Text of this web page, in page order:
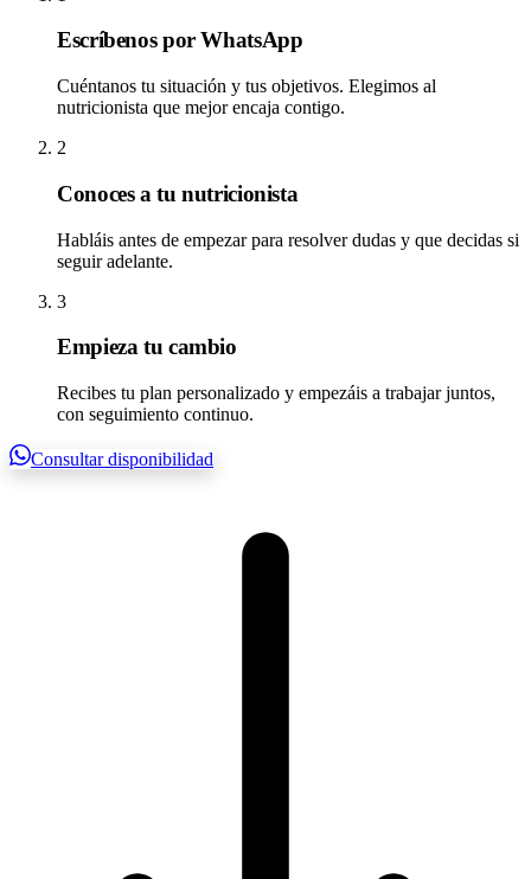
Escríbenos por WhatsApp
Cuéntanos tu situación y tus objetivos. Elegimos al
nutricionista que mejor encaja contigo.
2
Conoces a tu nutricionista
Habláis antes de empezar para resolver dudas y que decidas si
seguir adelante.
3
Empieza tu cambio
Recibes tu plan personalizado y empezáis a trabajar juntos,
con seguimiento continuo.
Consultar disponibilidad